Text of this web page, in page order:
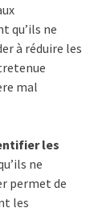
qu’ils ne
à réduire les
mal
les
ne
permet de
les